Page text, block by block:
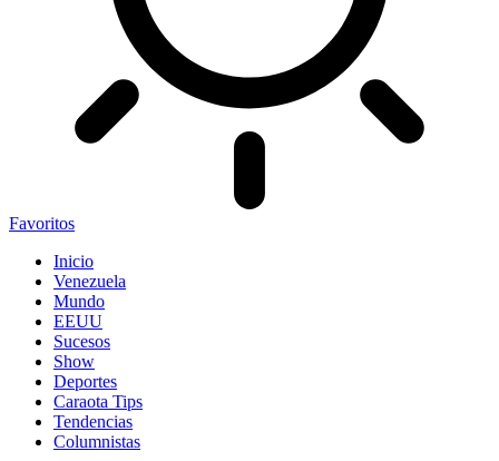
Favoritos
Inicio
Venezuela
Mundo
EEUU
Sucesos
Show
Deportes
Caraota Tips
Tendencias
Columnistas